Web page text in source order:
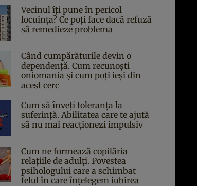
Vecinul îți pune în pericol
locuința? Ce poți face dacă refuză
să remedieze problema
Când cumpărăturile devin o
dependență. Cum recunoști
oniomania și cum poți ieși din
acest cerc
Cum să înveți toleranța la
suferință. Abilitatea care te ajută
să nu mai reacționezi impulsiv
Cum ne formează copilăria
relațiile de adulți. Povestea
psihologului care a schimbat
felul în care înțelegem iubirea